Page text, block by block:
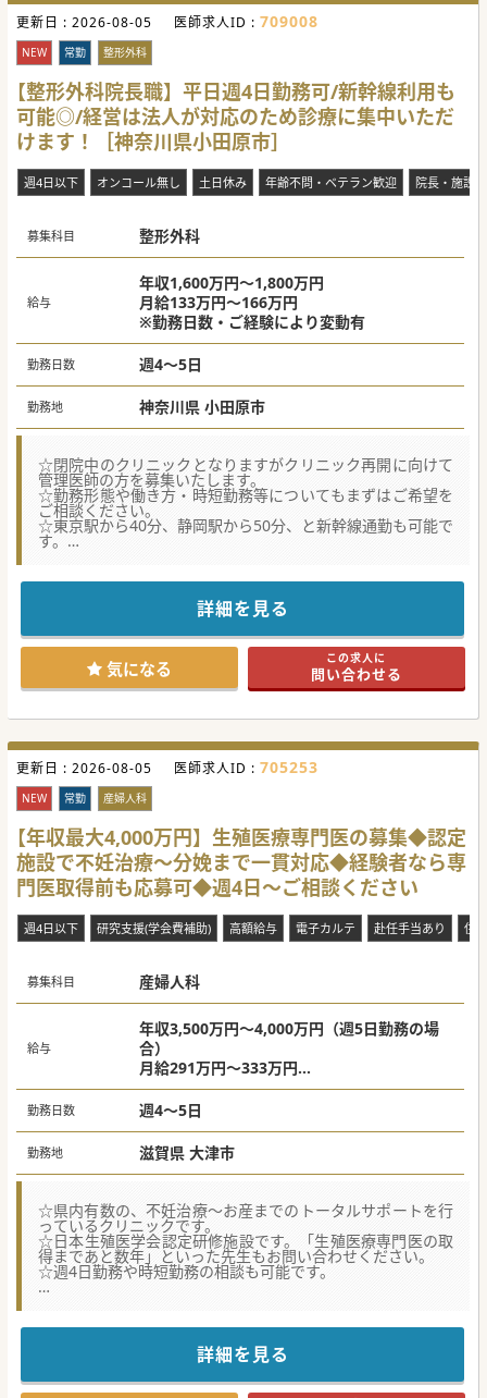
す。
■療養病棟は比較的安定しておりますので、一般内科診療・
全身管理をお願い致します。80代ベテラン医もご活躍中で
す。
■この4月着任の院長先生は「一緒に地域を、そして患者様
を診て頂けて、病院を一緒に盛り上げて頂ける方」をお求め
です。
【働きやすさ】
■現在、60代～80代の常勤ドクターがご活躍中です。セカン
力です。
■週4日勤務や週3日+当直1日、などの「働き方」、平日単身
■各所より新幹線やロマンスカー、最寄駅よりタクシー通
勤、も可能。都会を離れ、のどかな環境でのご勤務いかがで
#春入職可 #秋入職可
更新日 : 2026-08-05 医師求人ID : 709008
NEW 常勤 整形外科
【整形外科院長職】平日週4日勤務可/新幹線利用も
可能◎/経営は法人が対応のため診療に集中いただ
けます！［神奈川県小田原市］
週4日以下 オンコール無し 土日休み 年齢不問・ベテラン歓迎 院長・施設
募集科目 整形外科
給与
年収1,600万円～1,800万円
月給133万円～166万円
※勤務日数・ご経験により変動有
勤務日数 週4～5日
勤務地 神奈川県 小田原市
☆閉院中のクリニックとなりますがクリニック再開に向けて
管理医師の方を募集いたします。
☆勤務形態や働き方・時短勤務等についてもまずはご希望を
ご相談ください。
☆東京駅から40分、静岡駅から50分、と新幹線通勤も可能で
す。
神奈川県西部に複数の眼科や整形外科クリニックを展開して
一度閉院となったクリニック様ですが再開に向けて管理医師
を募集しております。
院長先生として、公私のバランスのとれる働き方が実現でき
る環境でございます。
最寄駅からも徒歩圏内立地でございます。お気兼ねなくお問
い合わせください。
#秋入職可
詳細を見る
気になる この求人に
問い合わせる
更新日 : 2026-08-05 医師求人ID : 705253
NEW 常勤 産婦人科
【年収最大4,000万円】生殖医療専門医の募集◆認定
施設で不妊治療〜分娩まで一貫対応◆経験者なら専
門医取得前も応募可◆週4日〜ご相談ください
週4日以下 研究支援(学会費補助) 高額給与 電子カルテ 赴任手当あり 住
募集科目 産婦人科
給与
年収3,500万円～4,000万円（週5日勤務の場
合）
月給291万円～333万円
※ご経験やお人柄、働き方等に応じて決定
勤務日数 週4～5日
勤務地 滋賀県 大津市
☆県内有数の、不妊治療～お産までのトータルサポートを行
っているクリニックです。
☆日本生殖医学会認定研修施設です。「生殖医療専門医の取
得まであと数年」といった先生もお問い合わせください。
☆週4日勤務や時短勤務の相談も可能です。
るクリニックです。日本生殖医学会認定研修施設、滋賀県特
定不妊治療指定の医療機関としても認定されております。
■タイミング指導などの一般治療から、体外受精（高度生殖
医療）まで幅広く対応しています。県内で唯一の日帰りFT手
術を受けられる医療機関としても知られており、累計500件
詳細を見る